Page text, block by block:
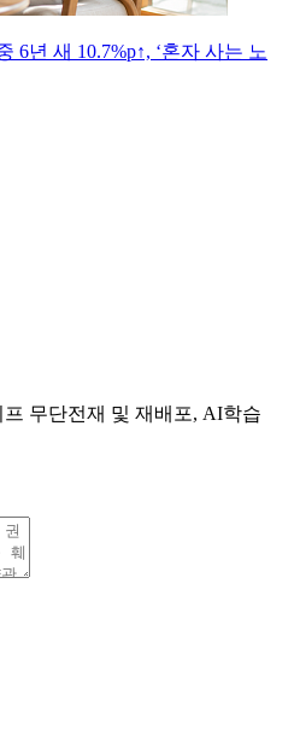
6년 새 10.7%p↑, ‘혼자 사는 노
무단전재 및 재배포, AI학습